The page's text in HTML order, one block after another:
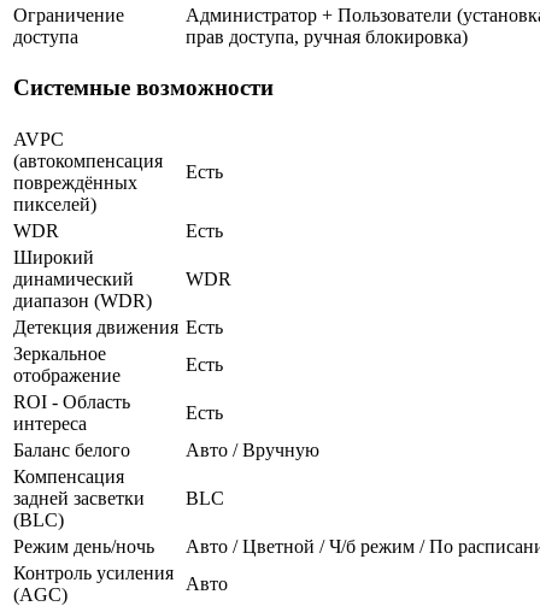
Ограничение
доступа
Администратор + Пользователи
прав доступа, ручная блокировка)
Системные возможности
AVPC
(автокомпенсация
повреждённых
пикселей)
Есть
WDR
Есть
Широкий
динамический
диапазон (WDR)
WDR
Детекция движения Есть
Зеркальное
отображение
Есть
ROI - Область
интереса
Есть
Баланс белого
Авто / Вручную
Компенсация
задней засветки
(BLC)
BLC
Режим день/ночь
Авто / Цветной / Ч/б режим / По
Контроль усиления
(AGC)
Авто